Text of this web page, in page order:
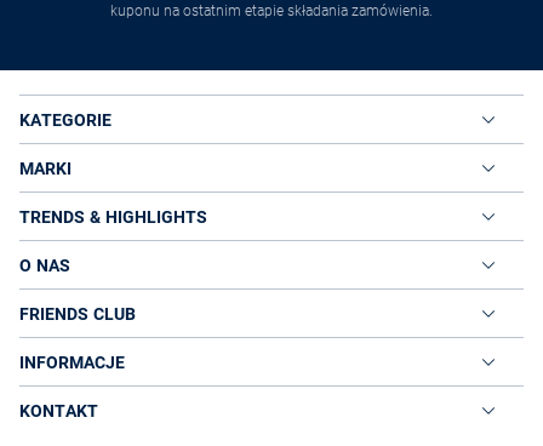
kuponu na ostatnim etapie składania zamówienia.
KATEGORIE
MARKI
TRENDS & HIGHLIGHTS
O NAS
FRIENDS CLUB
INFORMACJE
KONTAKT